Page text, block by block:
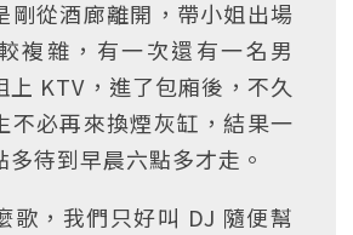
剛從酒廊離開，帶小姐出場
複雜，有一次還有一名男
上 KTV，進了包廂後，不久
不必再來換煙灰缸，結果一
多待到早晨六點多才走。
歌，我們只好叫 DJ 隨便幫